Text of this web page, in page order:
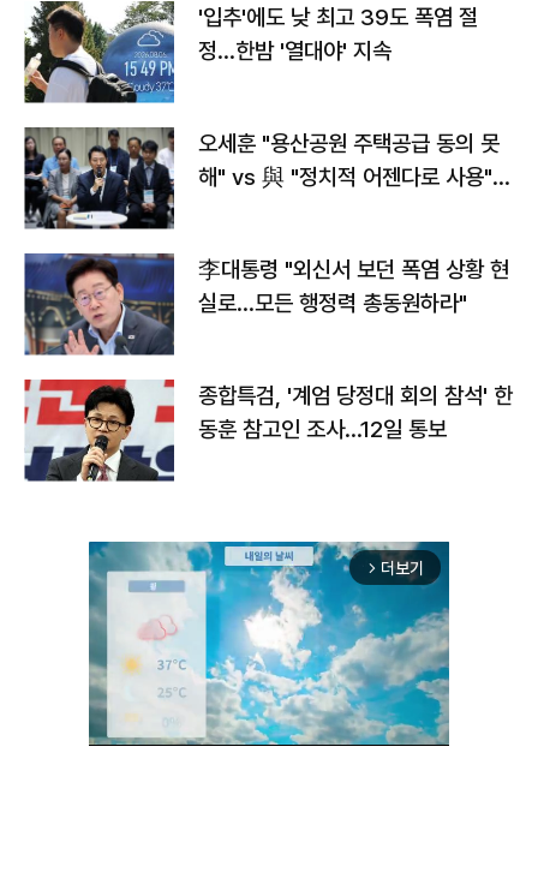
'입추'에도 낮 최고 39도 폭염 절
정…한밤 '열대야' 지속
오세훈 "용산공원 주택공급 동의 못
해" vs 與 "정치적 어젠다로 사용"
李대통령 "외신서 보던 폭염 상황 현
실로…모든 행정력 총동원하라"
종합특검, '계엄 당정대 회의 참석' 한
동훈 참고인 조사...12일 통보
arrow_forward_ios 더보기